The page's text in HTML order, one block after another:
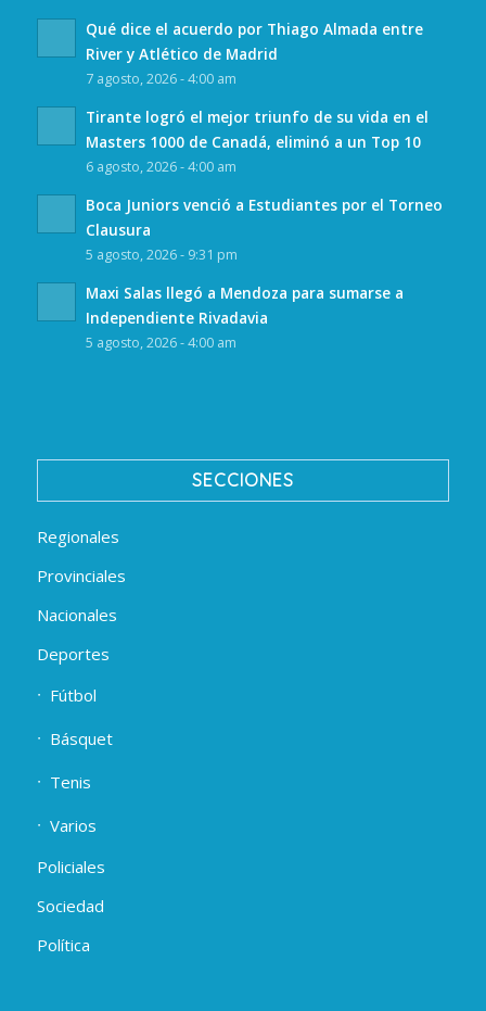
Qué dice el acuerdo por Thiago Almada entre
River y Atlético de Madrid
7 agosto, 2026 - 4:00 am
Tirante logró el mejor triunfo de su vida en el
Masters 1000 de Canadá, eliminó a un Top 10
6 agosto, 2026 - 4:00 am
Boca Juniors venció a Estudiantes por el Torneo
Clausura
5 agosto, 2026 - 9:31 pm
Maxi Salas llegó a Mendoza para sumarse a
Independiente Rivadavia
5 agosto, 2026 - 4:00 am
SECCIONES
Regionales
Provinciales
Nacionales
Deportes
Fútbol
Básquet
Tenis
Varios
Policiales
Sociedad
Política